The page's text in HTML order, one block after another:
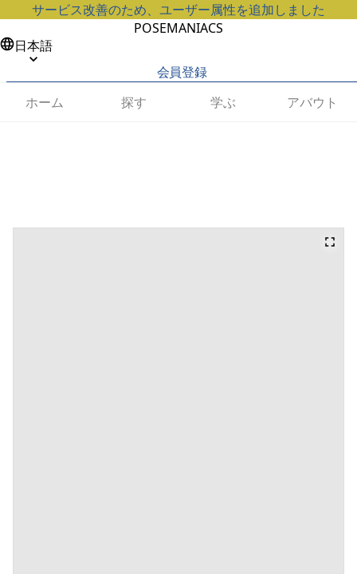
サービス改善のため、ユーザー属性を追加しました
POSEMANIACS
日本語
会員登録
ホーム
探す 学ぶ アバウト